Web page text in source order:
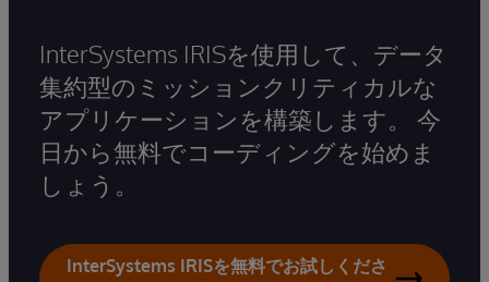
InterSystems IRISを使用して、データ
集約型のミッションクリティカルな
アプリケーションを構築します。 今
日から無料でコーディングを始めま
しょう。
InterSystems IRISを無料でお試しくださ